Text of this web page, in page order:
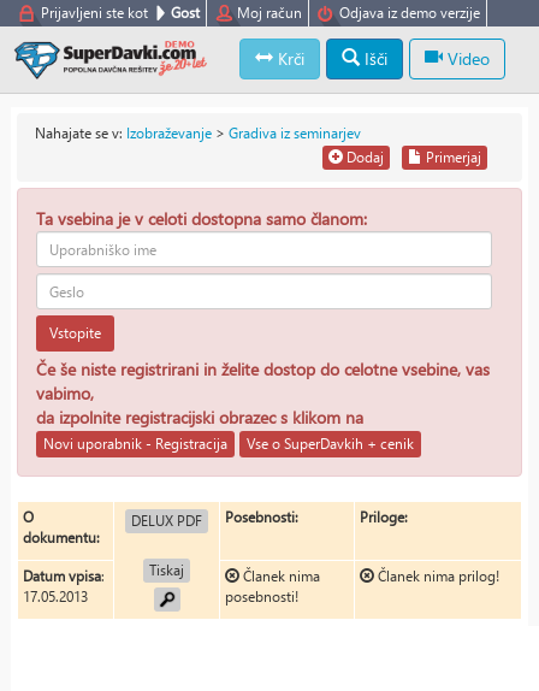
Prijavljeni ste kot Gost Moj račun Odjava iz demo verzije
Krči Išči Video
Nahajate se v: Izobraževanje > Gradiva iz seminarjev
Primerjaj
Dodaj
Ta vsebina je v celoti dostopna samo članom:
Vstopite
Če še niste registrirani in želite dostop do celotne vsebine, vas
vabimo,
da izpolnite registracijski obrazec s klikom na
Novi uporabnik - Registracija Vse o SuperDavkih + cenik
O
dokumentu:
DELUX PDF
Tiskaj
Posebnosti: Priloge:
Datum vpisa:
17.05.2013
Članek nima
posebnosti!
Članek nima prilog!